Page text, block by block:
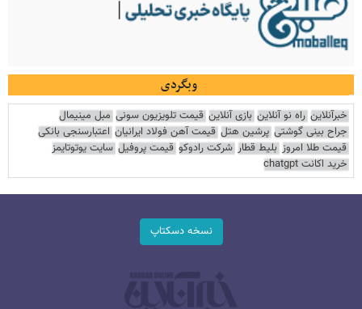
وبگردی
خبرآنلاین راه نو آنلاین بازی آنلاین قیمت تلویزیون سونی مبل مینیمال
جراح بینی گوشتی پرشین هتل قیمت آهن فولاد ایرانیان اعتبارسنجی بانکی
قیمت طلا امروز بلیط قطار شرکت رادوکو قیمت پروفیل سایت یوتوتایمز
خرید اکانت chatgpt
نسخه دسکتاپ